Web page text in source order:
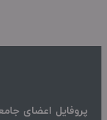
پروفایل اعضای